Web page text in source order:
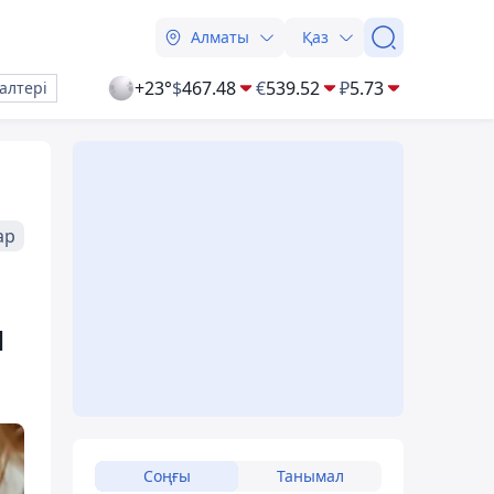
Алматы Қаз
+23°$467.48 €539.52 ₽5.73
Соңғы Танымал